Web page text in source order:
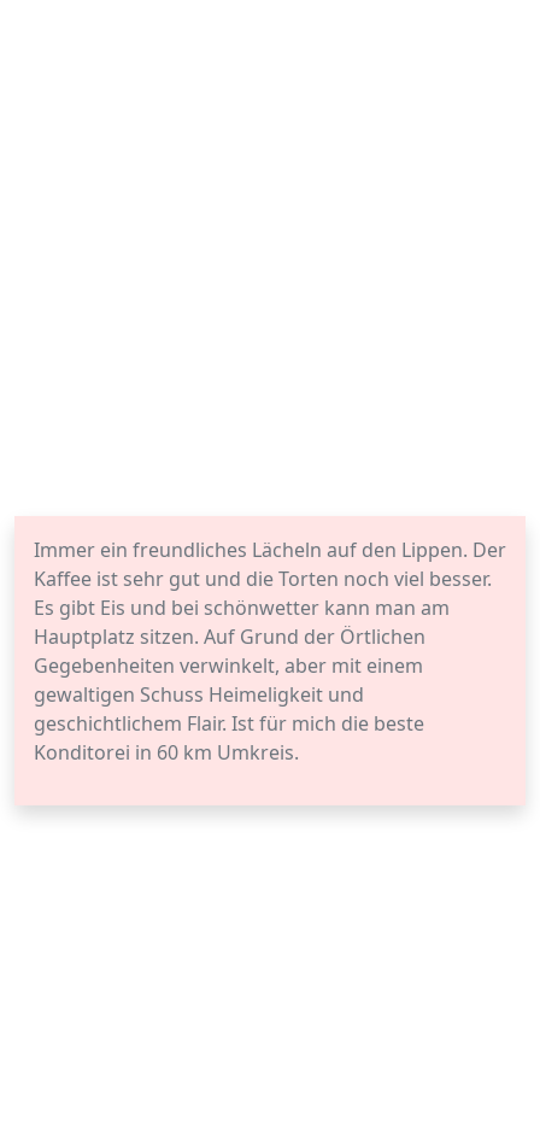
Immer ein freundliches Lächeln auf den Lippen. Der
Kaffee ist sehr gut und die Torten noch viel besser.
Es gibt Eis und bei schönwetter kann man am
Hauptplatz sitzen. Auf Grund der Örtlichen
Gegebenheiten verwinkelt, aber mit einem
gewaltigen Schuss Heimeligkeit und
geschichtlichem Flair. Ist für mich die beste
Konditorei in 60 km Umkreis.